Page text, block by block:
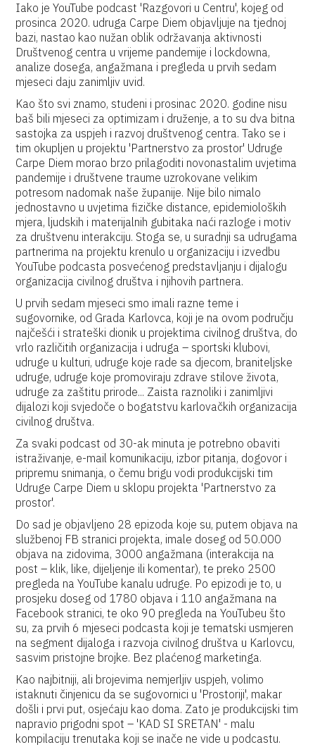
Iako je YouTube podcast 'Razgovori u Centru', kojeg od
prosinca 2020. udruga Carpe Diem objavljuje na tjednoj
bazi, nastao kao nužan oblik održavanja aktivnosti
Društvenog centra u vrijeme pandemije i lockdowna,
analize dosega, angažmana i pregleda u prvih sedam
mjeseci daju zanimljiv uvid.
Kao što svi znamo, studeni i prosinac 2020. godine nisu
baš bili mjeseci za optimizam i druženje, a to su dva bitna
sastojka za uspjeh i razvoj društvenog centra. Tako se i
tim okupljen u projektu 'Partnerstvo za prostor' Udruge
Carpe Diem morao brzo prilagoditi novonastalim uvjetima
pandemije i društvene traume uzrokovane velikim
potresom nadomak naše županije. Nije bilo nimalo
jednostavno u uvjetima fizičke distance, epidemioloških
mjera, ljudskih i materijalnih gubitaka naći razloge i motiv
za društvenu interakciju. Stoga se, u suradnji sa udrugama
partnerima na projektu krenulo u organizaciju i izvedbu
YouTube podcasta posvećenog predstavljanju i dijalogu
organizacija civilnog društva i njihovih partnera.
U prvih sedam mjeseci smo imali razne teme i
sugovornike, od Grada Karlovca, koji je na ovom području
najčešći i strateški dionik u projektima civilnog društva, do
vrlo različitih organizacija i udruga – sportski klubovi,
udruge u kulturi, udruge koje rade sa djecom, braniteljske
udruge, udruge koje promoviraju zdrave stilove života,
udruge za zaštitu prirode... Zaista raznoliki i zanimljivi
dijalozi koji svjedoče o bogatstvu karlovačkih organizacija
civilnog društva.
Za svaki podcast od 30-ak minuta je potrebno obaviti
istraživanje, e-mail komunikaciju, izbor pitanja, dogovor i
pripremu snimanja, o čemu brigu vodi produkcijski tim
Udruge Carpe Diem u sklopu projekta 'Partnerstvo za
prostor'.
Do sad je objavljeno 28 epizoda koje su, putem objava na
službenoj FB stranici projekta, imale doseg od 50.000
objava na zidovima, 3000 angažmana (interakcija na
post – klik, like, dijeljenje ili komentar), te preko 2500
pregleda na YouTube kanalu udruge. Po epizodi je to, u
prosjeku doseg od 1780 objava i 110 angažmana na
Facebook stranici, te oko 90 pregleda na YouTubeu što
su, za prvih 6 mjeseci podcasta koji je tematski usmjeren
na segment dijaloga i razvoja civilnog društva u Karlovcu,
sasvim pristojne brojke. Bez plaćenog marketinga.
Kao najbitniji, ali brojevima nemjerljiv uspjeh, volimo
istaknuti činjenicu da se sugovornici u 'Prostoriji', makar
došli i prvi put, osjećaju kao doma. Zato je produkcijski tim
napravio prigodni spot – 'KAD SI SRETAN' - malu
kompilaciju trenutaka koji se inače ne vide u podcastu.